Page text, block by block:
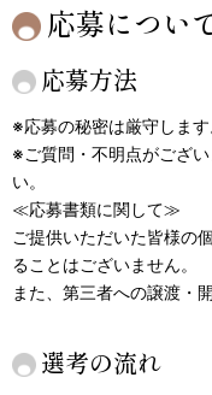
応募につい
応募方法
※応募の秘密は厳守します
※ご質問・不明点がござ
い。
≪応募書類に関して≫
ご提供いただいた皆様の
ることはございません。
また、第三者への譲渡・
選考の流れ